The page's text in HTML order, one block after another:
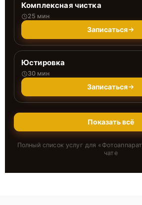
Комплексная чистка
25 мин
Записаться
Юстировка
30 мин
Записаться
Показать всё
Полный список услуг для « Фотоаппарат
чате